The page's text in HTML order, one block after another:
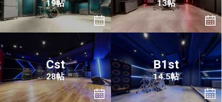
19帖 13帖
Cst
28帖
B1st
14.5帖